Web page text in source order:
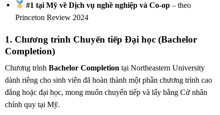
#1 tại Mỹ về Dịch vụ nghề nghiệp và Co-op – theo
Princeton Review 2024
1. Chương trình Chuyển tiếp Đại học (Bachelor
Completion)
Chương trình Bachelor Completion tại Northeastern University
dành riêng cho sinh viên đã hoàn thành một phần chương trình cao
đẳng hoặc đại học, mong muốn chuyển tiếp và lấy bằng Cử nhân
chính quy tại Mỹ.